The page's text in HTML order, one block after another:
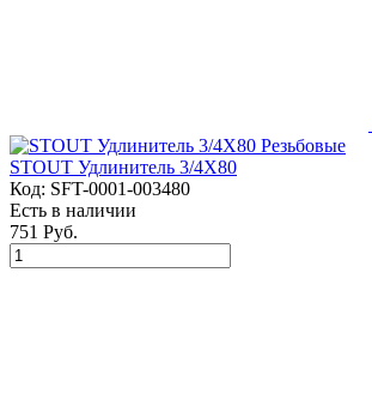
STOUT Удлинитель 3/4X80
Код: SFT-0001-003480
Есть в наличии
751 Руб.